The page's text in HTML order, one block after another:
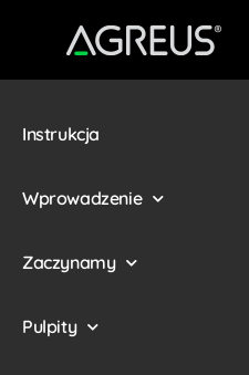
Instrukcja
Wprowadzenie
Zaczynamy
Pulpity